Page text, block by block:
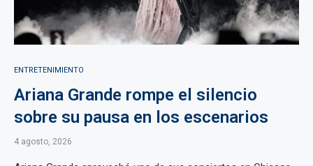
ENTRETENIMIENTO
Ariana Grande rompe el silencio
sobre su pausa en los escenarios
4 agosto, 2026